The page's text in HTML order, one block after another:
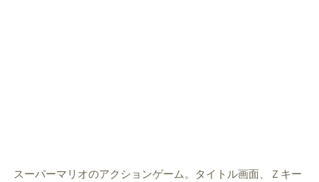
スーパーマリオのアクションゲーム。タイトル画面、Ｚキー